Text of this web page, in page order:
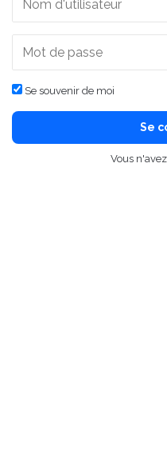
Se souvenir de moi
Se
Vous